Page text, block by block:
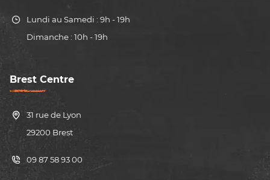
Lundi au Samedi : 9h - 19h
Dimanche : 10h - 19h
Brest Centre
31 rue de Lyon
29200 Brest
09 87 58 93 00